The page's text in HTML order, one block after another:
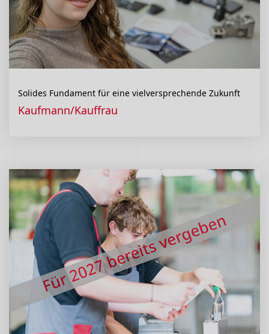
Solides Fundament für eine vielversprechende Zukunft
Kaufmann/Kauffrau